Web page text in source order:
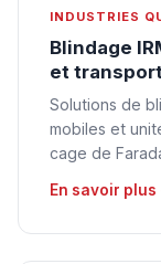
INDUSTRIES
Blindage
et
Solutions de
mobiles et
cage de
En savoir